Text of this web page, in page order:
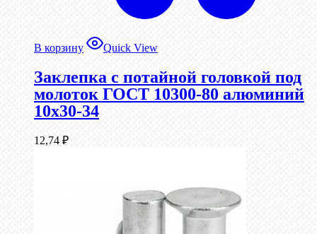
В корзину Quick View
Заклепка с потайной головкой под
молоток ГОСТ 10300-80 алюминий
10х30-34
12,74 ₽